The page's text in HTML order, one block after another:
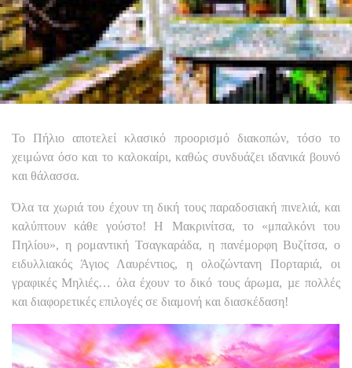
Το Πήλιο αποτελεί κλασικό προορισμό διακοπών, τόσο το
χειμώνα όσο και το καλοκαίρι, καθώς συνδυάζει ιδανικά βουνό
και θάλασσα.
Όλα τα χωριά του έχουν τη δική τους παραδοσιακή πινελιά, και
καλύπτουν κάθε γούστο! Η Μακρινίτσα, το «μπαλκόνι του
Πηλίου», η ρομαντική Τσαγκαράδα, η πανέμορφη Βυζίτσα, ο
ειδυλλιακός Άγιος Λαυρέντιος, η ολοζώντανη Πορταριά, οι
γραφικές Μηλιές… όλα έχουν το δικό τους άρωµα, µε πολλές
και διαφορετικές επιλογές σε διαμονή και διασκέδαση!